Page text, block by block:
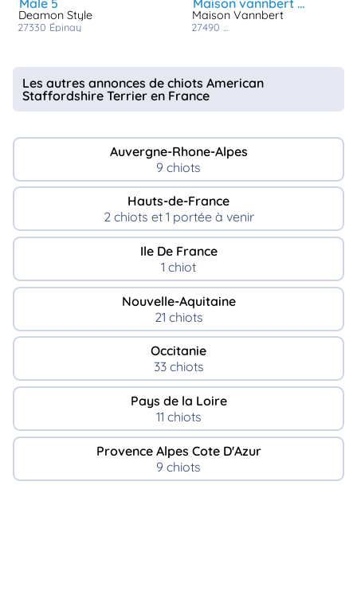
Deamon Style
27330 épinay
Maison Vannbert
27490
Les autres annonces de chiots American
Staffordshire Terrier en France
Auvergne-Rhone-Alpes
9 chiots
Hauts-de-France
2 chiots et 1 portée à venir
Ile De France
1 chiot
Nouvelle-Aquitaine
21 chiots
Occitanie
33 chiots
Pays de la Loire
11 chiots
Provence Alpes Cote D'Azur
9 chiots